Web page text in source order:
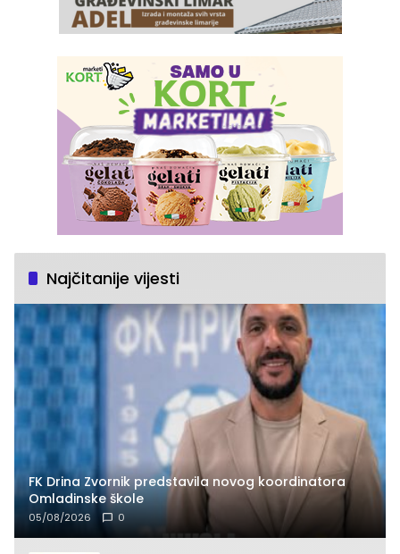
Najčitanije vijesti
FK Drina Zvornik predstavila novog koordinatora
Omladinske škole
05/08/2026 0